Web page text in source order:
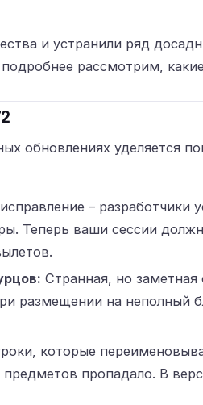
и устранили ряд
рассмотрим,
обновлениях уделяется
– разработчики
Теперь ваши сессии
Странная, но
размещении на неполный
которые
пропадало. В